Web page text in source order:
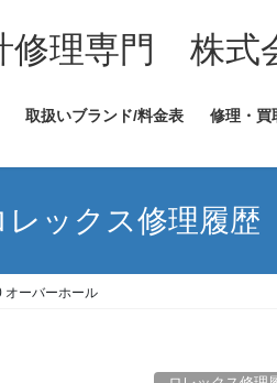
修理専門 株式
取扱いブランド/料金表 修理・買
レックス修理履歴
オーバーホール